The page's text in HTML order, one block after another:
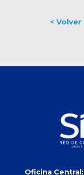
Oficina Central: